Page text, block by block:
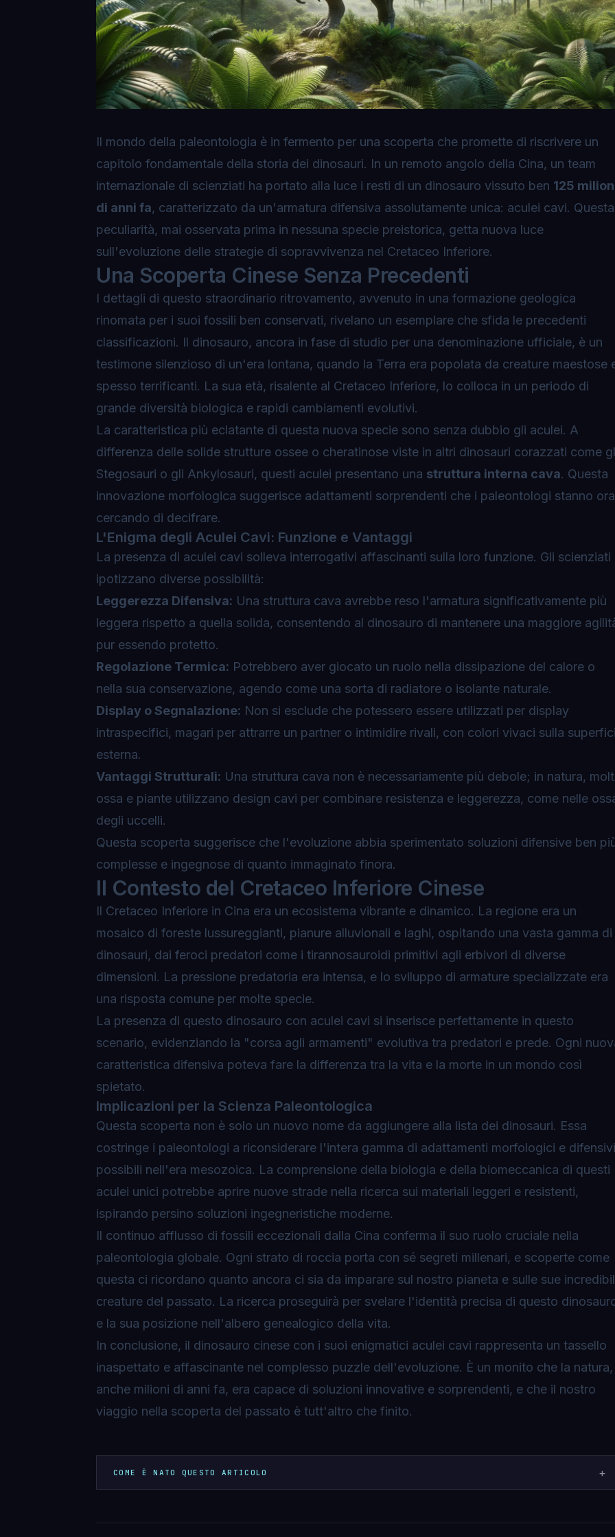
Il mondo della paleontologia è in fermento per una scoperta che promette di riscrivere un
capitolo fondamentale della storia dei dinosauri. In un remoto angolo della Cina, un team
internazionale di scienziati ha portato alla luce i resti di un dinosauro vissuto ben 125
di anni fa, caratterizzato da un'armatura difensiva assolutamente unica: aculei cavi. Questa
peculiarità, mai osservata prima in nessuna specie preistorica, getta nuova luce
sull'evoluzione delle strategie di sopravvivenza nel Cretaceo Inferiore.
Una Scoperta Cinese Senza Precedenti
I dettagli di questo straordinario ritrovamento, avvenuto in una formazione geologica
rinomata per i suoi fossili ben conservati, rivelano un esemplare che sfida le precedenti
classificazioni. Il dinosauro, ancora in fase di studio per una denominazione ufficiale, è un
testimone silenzioso di un'era lontana, quando la Terra era popolata da creature maestose
spesso terrificanti. La sua età, risalente al Cretaceo Inferiore, lo colloca in un periodo di
grande diversità biologica e rapidi cambiamenti evolutivi.
La caratteristica più eclatante di questa nuova specie sono senza dubbio gli aculei. A
differenza delle solide strutture ossee o cheratinose viste in altri dinosauri corazzati come
Stegosauri o gli Ankylosauri, questi aculei presentano una struttura interna cava. Questa
innovazione morfologica suggerisce adattamenti sorprendenti che i paleontologi stanno ora
cercando di decifrare.
L'Enigma degli Aculei Cavi: Funzione e Vantaggi
La presenza di aculei cavi solleva interrogativi affascinanti sulla loro funzione. Gli scienziati
ipotizzano diverse possibilità:
Leggerezza Difensiva: Una struttura cava avrebbe reso l'armatura significativamente più
leggera rispetto a quella solida, consentendo al dinosauro di mantenere una maggiore
pur essendo protetto.
Regolazione Termica: Potrebbero aver giocato un ruolo nella dissipazione del calore o
nella sua conservazione, agendo come una sorta di radiatore o isolante naturale.
Display o Segnalazione: Non si esclude che potessero essere utilizzati per display
intraspecifici, magari per attrarre un partner o intimidire rivali, con colori vivaci sulla
esterna.
Vantaggi Strutturali: Una struttura cava non è necessariamente più debole; in natura,
ossa e piante utilizzano design cavi per combinare resistenza e leggerezza, come nelle
degli uccelli.
Questa scoperta suggerisce che l'evoluzione abbia sperimentato soluzioni difensive ben
complesse e ingegnose di quanto immaginato finora.
Il Contesto del Cretaceo Inferiore Cinese
Il Cretaceo Inferiore in Cina era un ecosistema vibrante e dinamico. La regione era un
mosaico di foreste lussureggianti, pianure alluvionali e laghi, ospitando una vasta gamma di
dinosauri, dai feroci predatori come i tirannosauroidi primitivi agli erbivori di diverse
dimensioni. La pressione predatoria era intensa, e lo sviluppo di armature specializzate era
una risposta comune per molte specie.
La presenza di questo dinosauro con aculei cavi si inserisce perfettamente in questo
scenario, evidenziando la "corsa agli armamenti" evolutiva tra predatori e prede. Ogni
caratteristica difensiva poteva fare la differenza tra la vita e la morte in un mondo così
spietato.
Implicazioni per la Scienza Paleontologica
Questa scoperta non è solo un nuovo nome da aggiungere alla lista dei dinosauri. Essa
costringe i paleontologi a riconsiderare l'intera gamma di adattamenti morfologici e difensivi
possibili nell'era mesozoica. La comprensione della biologia e della biomeccanica di questi
aculei unici potrebbe aprire nuove strade nella ricerca sui materiali leggeri e resistenti,
ispirando persino soluzioni ingegneristiche moderne.
Il continuo afflusso di fossili eccezionali dalla Cina conferma il suo ruolo cruciale nella
paleontologia globale. Ogni strato di roccia porta con sé segreti millenari, e scoperte come
questa ci ricordano quanto ancora ci sia da imparare sul nostro pianeta e sulle sue
creature del passato. La ricerca proseguirà per svelare l'identità precisa di questo
e la sua posizione nell'albero genealogico della vita.
In conclusione, il dinosauro cinese con i suoi enigmatici aculei cavi rappresenta un tassello
inaspettato e affascinante nel complesso puzzle dell'evoluzione. È un monito che la natura,
anche milioni di anni fa, era capace di soluzioni innovative e sorprendenti, e che il nostro
viaggio nella scoperta del passato è tutt'altro che finito.
COME È NATO QUESTO ARTICOLO +